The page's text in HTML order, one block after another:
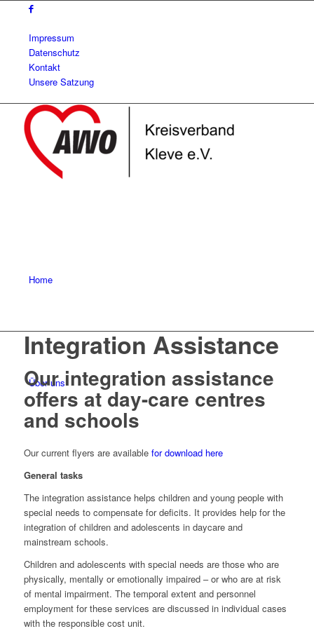
Impressum
Datenschutz
Kontakt
Unsere Satzung
Home
Über uns
Integration Assistance
Our integration assistance
offers at day-care centres
and schools
Our current flyers are available for download here
General tasks
The integration assistance helps children and young people with
special needs to compensate for deficits. It provides help for the
integration of children and adolescents in daycare and
mainstream schools.
Children and adolescents with special needs are those who are
physically, mentally or emotionally impaired – or who are at risk
of mental impairment. The temporal extent and personnel
employment for these services are discussed in individual cases
with the responsible cost unit.